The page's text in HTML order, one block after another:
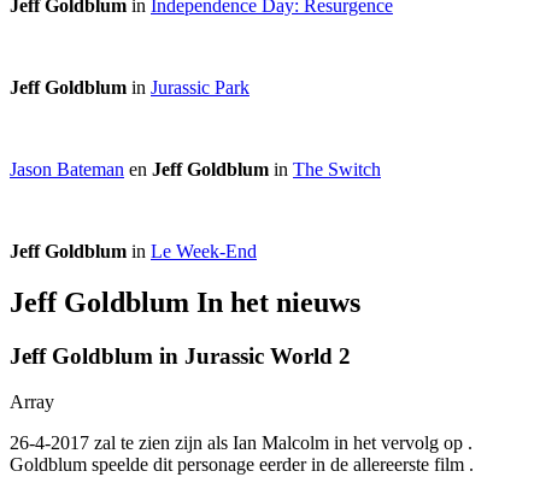
Jeff Goldblum in Independence Day: Resurgence
Jeff Goldblum in Jurassic Park
Jason Bateman en Jeff Goldblum in The Switch
Jeff Goldblum in Le Week-End
Jeff Goldblum In het nieuws
Jeff Goldblum in Jurassic World 2
Array
26-4-2017 zal te zien zijn als Ian Malcolm in het vervolg op .
Goldblum speelde dit personage eerder in de allereerste film .